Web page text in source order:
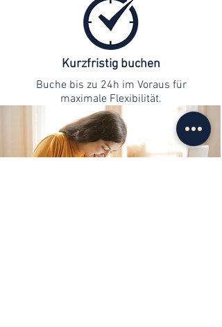
Kurzfristig buchen
Buche bis zu 24h im Voraus für
maximale Flexibilität.